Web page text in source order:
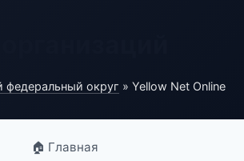
округ » Yellow Net Online
🏠 Главная